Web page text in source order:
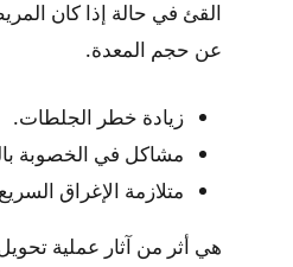
القئ في حالة إذا كان
عن حجم المعدة.
زيادة خطر الجلطات.
مشاكل في الخصوبة
متلازمة الإغراق
هي أثر من آثار عملية